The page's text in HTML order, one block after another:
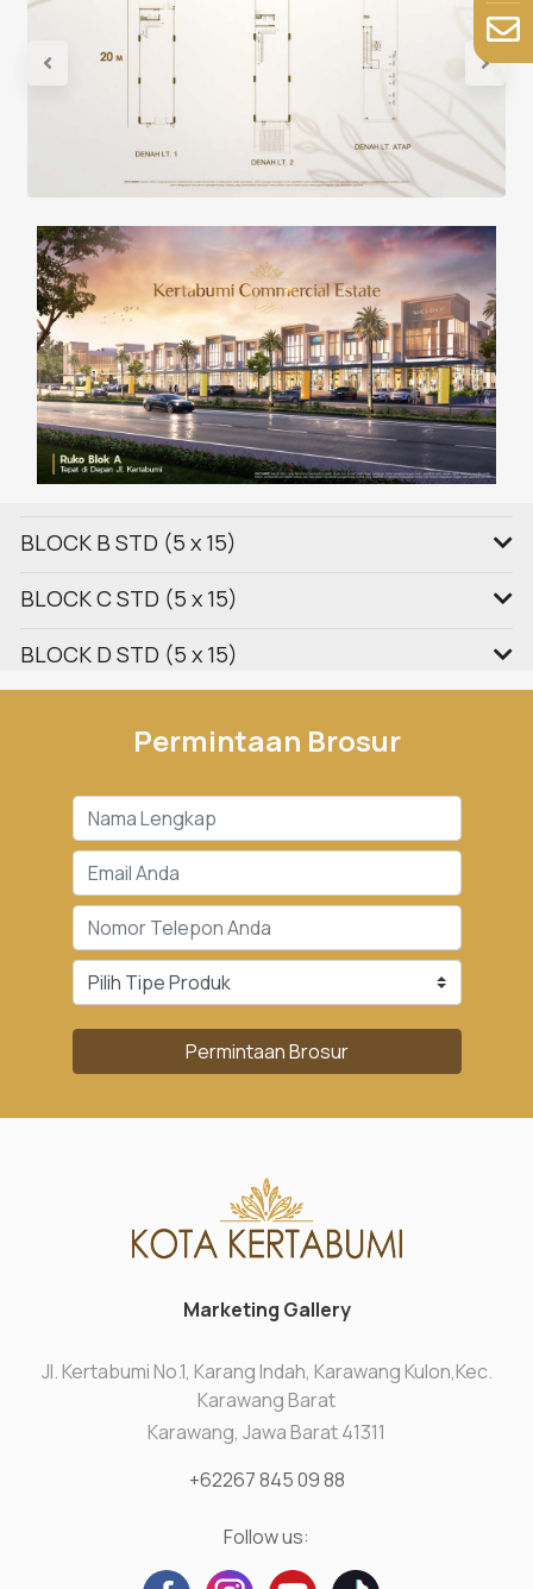
BLOCK B STD (5 x 15)
BLOCK C STD (5 x 15)
BLOCK D STD (5 x 15)
Permintaan Brosur
Permintaan Brosur
Marketing Gallery
Jl. Kertabumi No.1, Karang Indah, Karawang Kulon,Kec.
Karawang Barat
Karawang, Jawa Barat 41311
+62267 845 09 88
Follow us: